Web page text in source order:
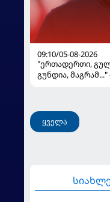
09:10/05-08-2026
"ერთადერთი,
გუნდია,
ყველა